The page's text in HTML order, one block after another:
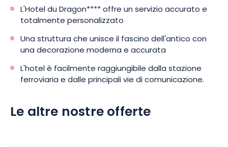
L'Hotel du Dragon**** offre un servizio accurato e
totalmente personalizzato
Una struttura che unisce il fascino dell'antico con
una decorazione moderna e accurata
L'hotel è facilmente raggiungibile dalla stazione
ferroviaria e dalle principali vie di comunicazione.
Le altre nostre offerte